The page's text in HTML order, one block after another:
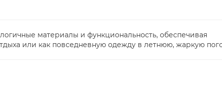
материалы и функциональность, обеспечивая
или как повседневную одежду в летнюю, жаркую